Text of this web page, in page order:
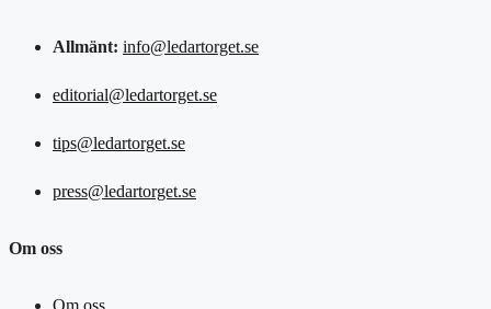
Allmänt: info@ledartorget.se
editorial@ledartorget.se
tips@ledartorget.se
press@ledartorget.se
Om oss